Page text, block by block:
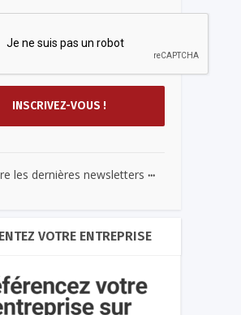
les dernières newsletters ...
VOTRE ENTREPRISE